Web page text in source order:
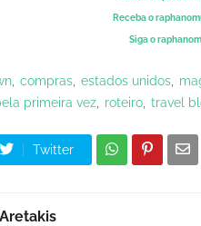
Receba o
Siga o
compras estados unidos
primeira vez roteiro travel
Twitter